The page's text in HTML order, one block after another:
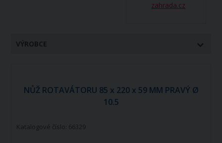
zahrada.cz
VÝROBCE
NŮŽ ROTAVÁTORU 85 x 220 x 59 MM PRAVÝ Ø
10.5
Katalogové číslo: 66329